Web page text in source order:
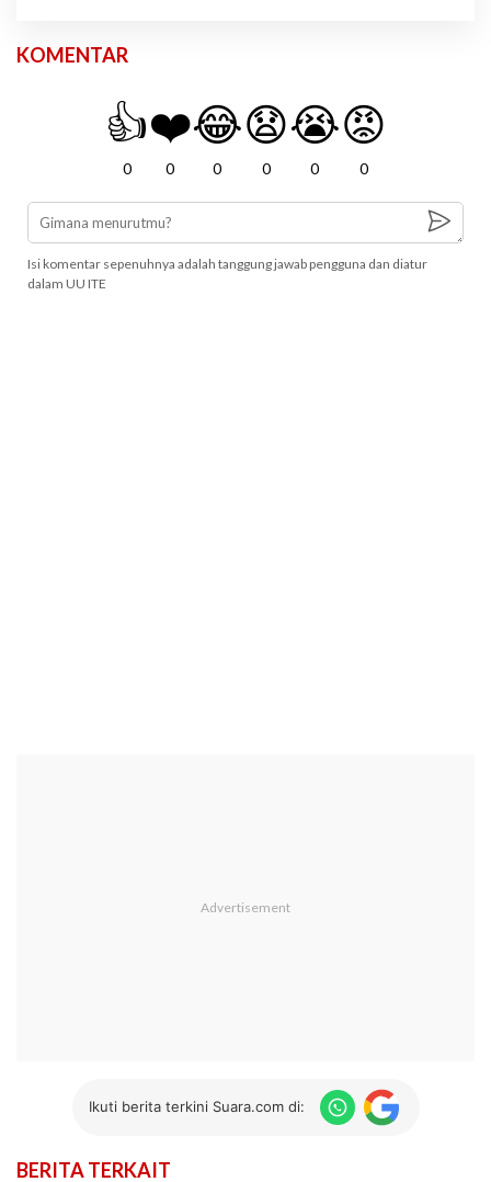
KOMENTAR
👍
0
❤️
0
😂
0
😧
0
😭
0
😡
0
Isi komentar sepenuhnya adalah tanggung jawab pengguna dan diatur
dalam UU ITE
Ikuti berita terkini Suara.com di:
BERITA TERKAIT